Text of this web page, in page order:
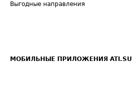
Выгодные направления
МОБИЛЬНЫЕ ПРИЛОЖЕНИЯ ATI.SU